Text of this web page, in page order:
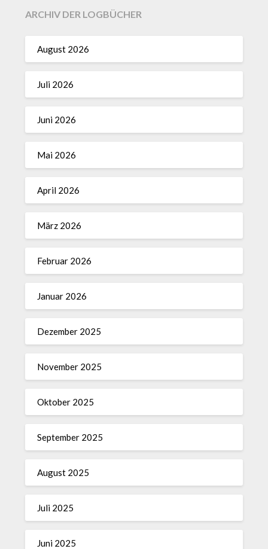
ARCHIV DER LOGBÜCHER
August 2026
Juli 2026
Juni 2026
Mai 2026
April 2026
März 2026
Februar 2026
Januar 2026
Dezember 2025
November 2025
Oktober 2025
September 2025
August 2025
Juli 2025
Juni 2025